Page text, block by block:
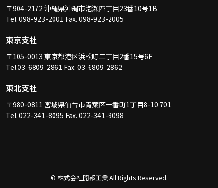
〒904-2172 沖縄県沖縄市泡瀬四丁目23番10号1B
Tel. 098-923-2001 Fax. 098-923-2005
東京支社
〒105-0013 東京都港区浜松町二丁目2番15号6F
Tel.03-6809-2861 Fax. 03-6809-2862
東北支社
〒980-0811 宮城県仙台市青葉区一番町1丁目8-10 701
Tel. 022-341-8095 Fax. 022-341-8098
© 株式会社開邦工業 All Rights Reserved.